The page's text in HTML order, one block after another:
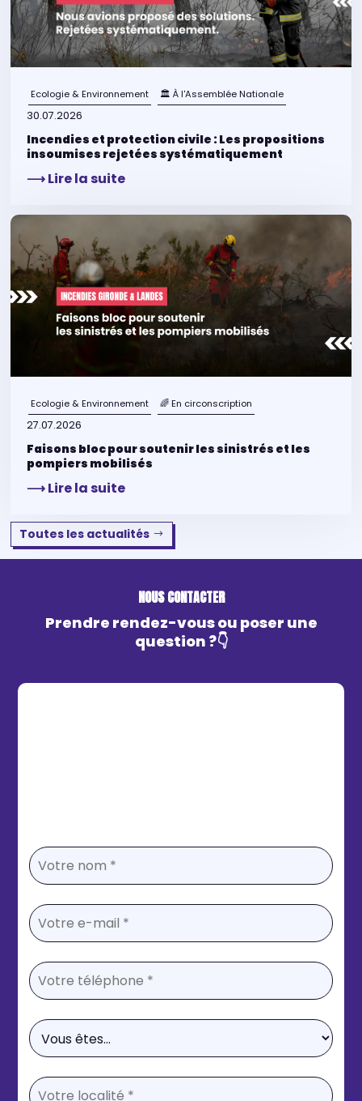
Ecologie & Environnement 🏛 À l'Assemblée Nationale
30.07.2026
Incendies et protection civile : Les propositions
insoumises rejetées systématiquement
⟶ Lire la suite
Ecologie & Environnement 🌈 En circonscription
27.07.2026
Faisons bloc pour soutenir les sinistrés et les
pompiers mobilisés
⟶ Lire la suite
Toutes les actualités
NOUS CONTACTER
Prendre rendez-vous ou poser une
question ?👇